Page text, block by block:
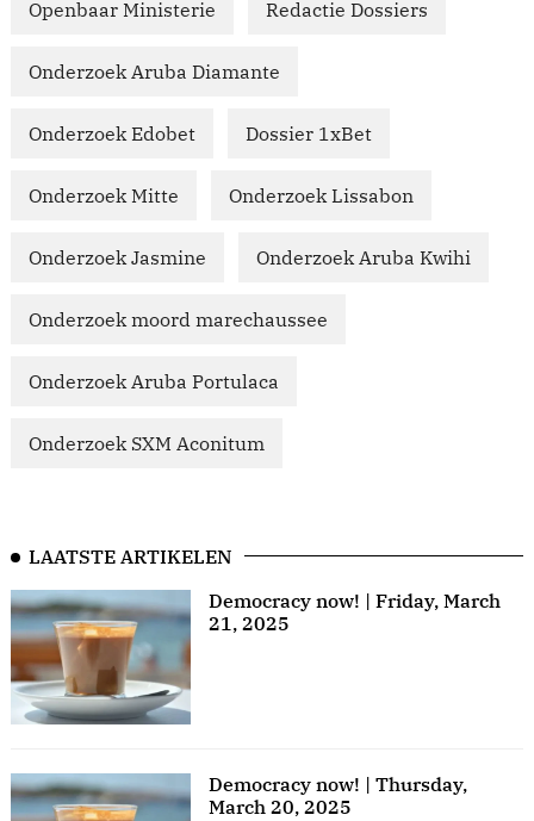
Openbaar Ministerie Redactie Dossiers
Onderzoek Aruba Diamante
Onderzoek Edobet Dossier 1xBet
Onderzoek Mitte Onderzoek Lissabon
Onderzoek Jasmine Onderzoek Aruba Kwihi
Onderzoek moord marechaussee
Onderzoek Aruba Portulaca
Onderzoek SXM Aconitum
LAATSTE ARTIKELEN
Democracy now! | Friday, March
21, 2025
Democracy now! | Thursday,
March 20, 2025